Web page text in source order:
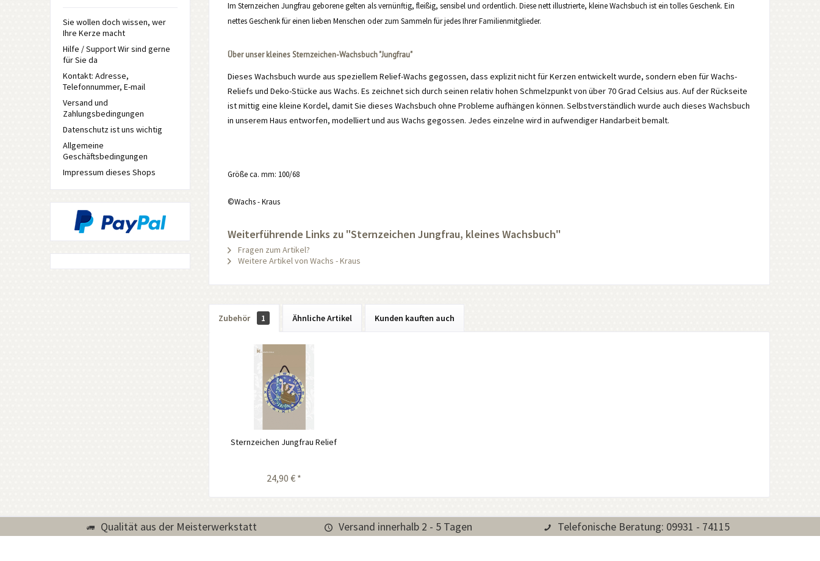
Sie wollen doch wissen, wer
Ihre Kerze macht
Hilfe / Support Wir sind gerne
für Sie da
Kontakt: Adresse,
Telefonnummer, E-mail
Versand und
Zahlungsbedingungen
Datenschutz ist uns wichtig
Allgemeine
Geschäftsbedingungen
Impressum dieses Shops
Im Sternzeichen Jungfrau geborene gelten als vernünftig, fleißig, sensibel und ordentlich. Diese nett illustrierte, kleine Wachsbuch ist ein tolles Geschenk. Ein
nettes Geschenk für einen lieben Menschen oder zum Sammeln für jedes Ihrer Familienmitglieder.
Über unser kleines Sternzeichen-Wachsbuch "Jungfrau"
Dieses Wachsbuch wurde aus speziellem Relief-Wachs gegossen, dass explizit nicht für Kerzen entwickelt wurde, sondern eben für Wachs-
Reliefs und Deko-Stücke aus Wachs. Es zeichnet sich durch seinen relativ hohen Schmelzpunkt von über 70 Grad Celsius aus. Auf der Rückseite
ist mittig eine kleine Kordel, damit Sie dieses Wachsbuch ohne Probleme aufhängen können. Selbstverständlich wurde auch dieses Wachsbuch
in unserem Haus entworfen, modelliert und aus Wachs gegossen. Jedes einzelne wird in aufwendiger Handarbeit bemalt.
Größe ca. mm: 100/68
©Wachs - Kraus
Weiterführende Links zu "Sternzeichen Jungfrau, kleines Wachsbuch"
Fragen zum Artikel?
Weitere Artikel von Wachs - Kraus
Zubehör 1 Ähnliche Artikel Kunden kauften auch
Sternzeichen Jungfrau Relief
24,90 € *
Qualität aus der Meisterwerkstatt Versand innerhalb 2 - 5 Tagen Telefonische Beratung: 09931 - 74115